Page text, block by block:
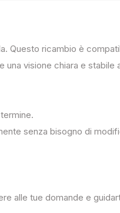
Questo ricambio è
visione chiara e stabile
senza bisogno di
alle tue domande e